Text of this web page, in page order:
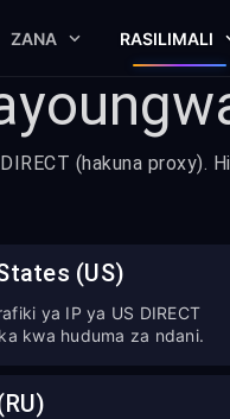
ZANA RASILIMALI
(hakuna proxy).
(US)
ya IP ya US DIRECT
kwa huduma za ndani.